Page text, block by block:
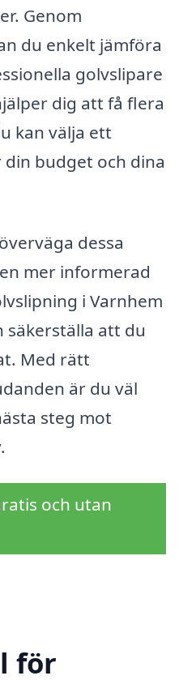
Genom
du enkelt jämföra
golvslipare
dig att få flera
kan välja ett
budget och dina
dessa
mer informerad
i Varnhem
säkerställa att du
Med rätt
är du väl
steg mot
och utan
för